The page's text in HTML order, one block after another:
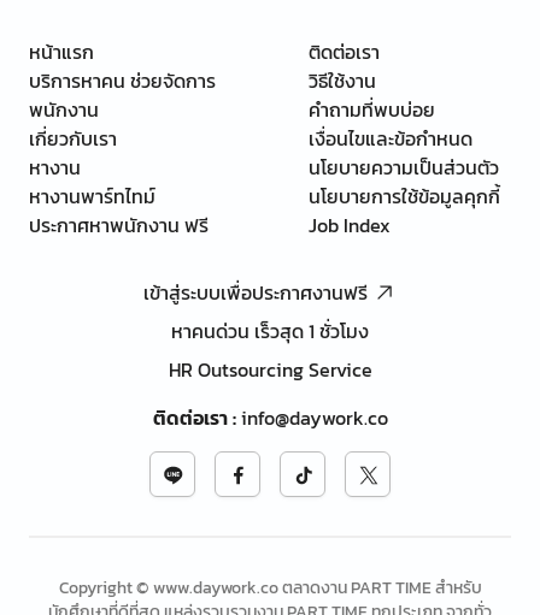
หน้าแรก
บริการหาคน ช่วยจัดการ
พนักงาน
เกี่ยวกับเรา
หางาน
หางานพาร์ทไทม์
ประกาศหาพนักงาน ฟรี
ติดต่อเรา
วิธีใช้งาน
คำถามที่พบบ่อย
เงื่อนไขและข้อกำหนด
นโยบายความเป็นส่วนตัว
นโยบายการใช้ข้อมูลคุกกี้
Job Index
เข้าสู่ระบบเพื่อประกาศงานฟรี
หาคนด่วน เร็วสุด 1 ชั่วโมง
HR Outsourcing Service
ติดต่อเรา:info@daywork.co
Copyright © www.daywork.co ตลาดงาน PART TIME สำหรับ